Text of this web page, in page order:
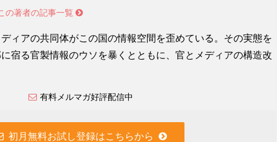
の著者の記事一覧
ィアの共同体がこの国の情報空間を歪めている。その実態を
宿る官製情報のウソを暴くとともに、官とメディアの構造改
有料メルマガ好評配信中
初月無料お試し登録はこちらから